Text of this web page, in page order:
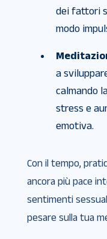
dei fattori
modo
a
calmando
stress e
emotiva.
Con il tempo,
ancora più pace
sentimenti
pesare sulla tua